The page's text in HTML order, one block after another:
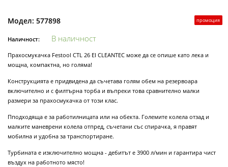
промоция
Модел: 577898
Наличност: В наличност
Прахосмукачка Festool CTL 26 EI CLEANTEC може да се опише като лека и
мощна, компактна, но голяма!
Конструкцията е придвидена да съчетава голям обем на резервоара
включително и с филтърна торба и въпреки това сравнително малки
размери за прахосмукачка от този клас.
Пподходяща е за работилницата или на обекта. Големите колела отзад и
малките маневрени колела отпред, съчетани със спирачка, я правят
мобилна и удобна за транспортиране.
Турбината е изключително мощна - дебитът е 3900 л/мин и гарантира чист
въздух на работното място!